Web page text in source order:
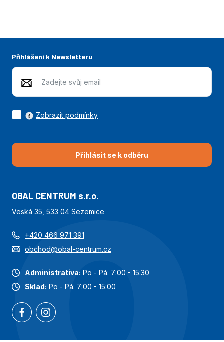
Přihlášení k Newsletteru
Přihlásit se k odběru
Zobrazit podmínky
OBAL CENTRUM s.r.o.
Veská 35, 533 04 Sezemice
+420 466 971 391
obchod@obal-centrum.cz
Administrativa: Po - Pá: 7:00 - 15:30
Sklad: Po - Pá: 7:00 - 15:00